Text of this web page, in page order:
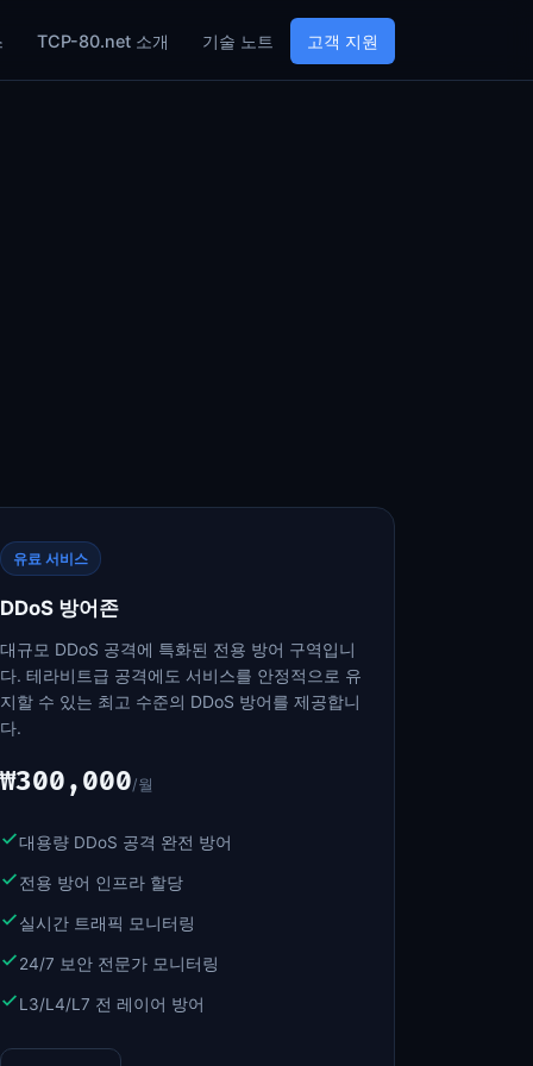
TCP-80.net 소개 기술 노트 고객 지원
유료 서비스
DDoS 방어존
대규모 DDoS 공격에 특화된 전용 방어 구역입니
다. 테라비트급 공격에도 서비스를 안정적으로 유
지할 수 있는 최고 수준의 DDoS 방어를 제공합니
다.
₩300,000/월
대용량 DDoS 공격 완전 방어
전용 방어 인프라 할당
실시간 트래픽 모니터링
24/7 보안 전문가 모니터링
L3/L4/L7 전 레이어 방어